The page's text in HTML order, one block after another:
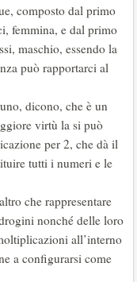
composto dal primo
femmina, e dal primo
maschio, essendo la
può rapportarci al
dicono, che è un
virtù la si può
per 2, che dà il
tutti i numeri e le
che rappresentare
nonché delle loro
all’interno
a configurarsi come